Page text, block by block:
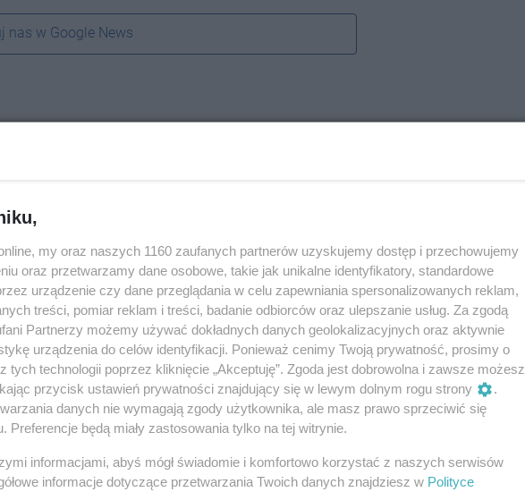
nas w Google News
my oraz naszych 1160 zaufanych partnerów uzyskujemy dostęp i przechowujemy
oraz przetwarzamy dane osobowe, takie jak unikalne identyfikatory, standardowe
urządzenie czy dane przeglądania w celu zapewniania spersonalizowanych reklam,
treści, pomiar reklam i treści, badanie odbiorców oraz ulepszanie usług. Za zgodą
Partnerzy możemy używać dokładnych danych geolokalizacyjnych oraz aktywnie
urządzenia do celów identyfikacji. Ponieważ cenimy Twoją prywatność, prosimy o
tych technologii poprzez kliknięcie „Akceptuję”. Zgoda jest dobrowolna i zawsze możesz
przycisk ustawień prywatności znajdujący się w lewym dolnym rogu strony
.
danych nie wymagają zgody użytkownika, ale masz prawo sprzeciwić się
Preferencje będą miały zastosowania tylko na tej witrynie.
informacjami, abyś mógł świadomie i komfortowo korzystać z naszych serwisów
informacje dotyczące przetwarzania Twoich danych znajdziesz w Polityce